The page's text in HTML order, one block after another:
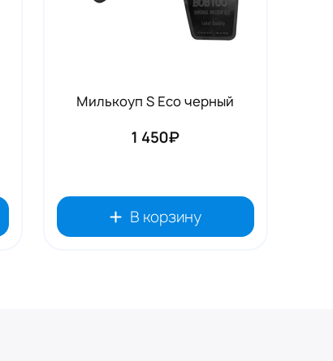
Милькоуп S Eco черный
1 450₽
В корзину